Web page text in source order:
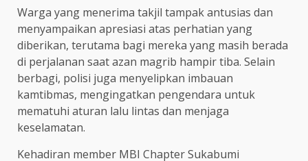
Warga yang menerima takjil tampak antusias dan
menyampaikan apresiasi atas perhatian yang
diberikan, terutama bagi mereka yang masih berada
di perjalanan saat azan magrib hampir tiba. Selain
berbagi, polisi juga menyelipkan imbauan
kamtibmas, mengingatkan pengendara untuk
mematuhi aturan lalu lintas dan menjaga
keselamatan.
Kehadiran member MBI Chapter Sukabumi